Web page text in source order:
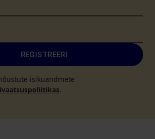
REGISTREERI
isikuandmete
.